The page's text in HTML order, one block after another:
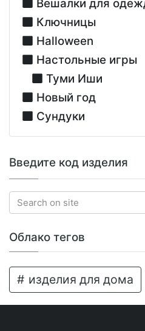
Вешалки для
Ключницы
Halloween
Настольные игры
Туми Иши
Новый год
Сундуки
Введите код изделия
Облако тегов
изделия для дома